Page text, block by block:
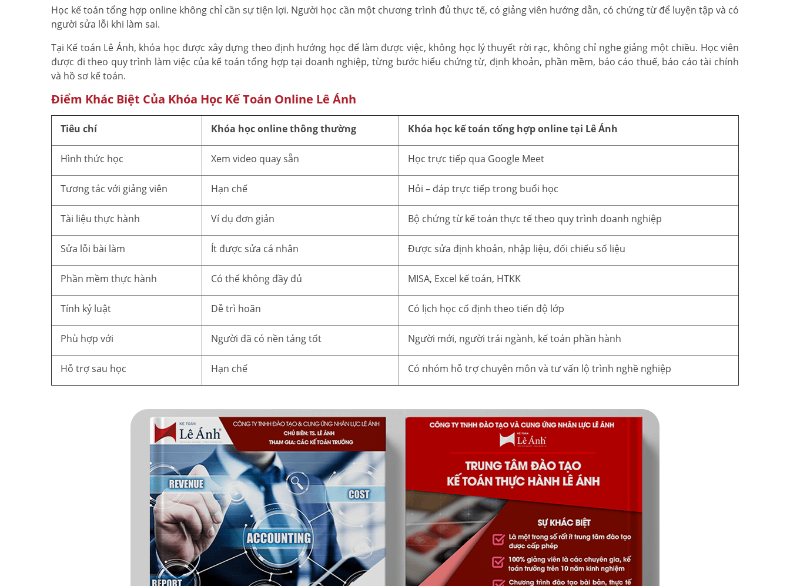
Học kế toán tổng hợp online không chỉ cần sự tiện lợi. Người học cần một chương trình đủ thực tế, có giảng viên hướng dẫn, có chứng từ để luyện tập và có
người sửa lỗi khi làm sai.
Tại Kế toán Lê Ánh, khóa học được xây dựng theo định hướng học để làm được việc, không học lý thuyết rời rạc, không chỉ nghe giảng một chiều. Học viên
được đi theo quy trình làm việc của kế toán tổng hợp tại doanh nghiệp, từng bước hiểu chứng từ, định khoản, phần mềm, báo cáo thuế, báo cáo tài chính
và hồ sơ kế toán.
Điểm Khác Biệt Của Khóa Học Kế Toán Online Lê Ánh
Tiêu chí Khóa học online thông thường Khóa học kế toán tổng hợp online tại Lê Ánh
Hình thức học Xem video quay sẵn Học trực tiếp qua Google Meet
Tương tác với giảng viên Hạn chế Hỏi – đáp trực tiếp trong buổi học
Tài liệu thực hành Ví dụ đơn giản Bộ chứng từ kế toán thực tế theo quy trình doanh nghiệp
Sửa lỗi bài làm Ít được sửa cá nhân Được sửa định khoản, nhập liệu, đối chiếu số liệu
Phần mềm thực hành Có thể không đầy đủ MISA, Excel kế toán, HTKK
Tính kỷ luật Dễ trì hoãn Có lịch học cố định theo tiến độ lớp
Phù hợp với Người đã có nền tảng tốt Người mới, người trái ngành, kế toán phần hành
Hỗ trợ sau học Hạn chế Có nhóm hỗ trợ chuyên môn và tư vấn lộ trình nghề nghiệp